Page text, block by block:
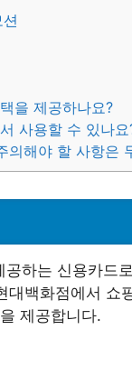
을 제공하나요?
사용할 수 있나요
의해야 할 사항은
하는 신용카드
백화점에서 쇼
제공합니다.